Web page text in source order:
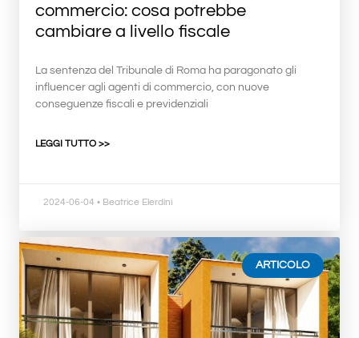
commercio: cosa potrebbe
cambiare a livello fiscale
La sentenza del Tribunale di Roma ha paragonato gli
influencer agli agenti di commercio, con nuove
conseguenze fiscali e previdenziali
LEGGI TUTTO >>
2024-06-04 • Beatrice Elerdini
ARTICOLO